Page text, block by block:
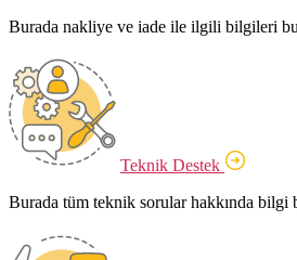
Burada nakliye ve iade ile ilgili bilgileri
Teknik Destek
Burada tüm teknik sorular hakkında bilgi